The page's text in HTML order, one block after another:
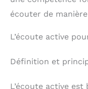
écouter de
L’écoute active
Définition et
L’écoute active